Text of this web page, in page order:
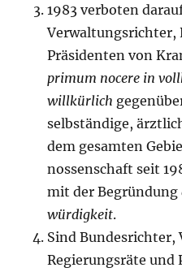
1983 verboten
Ver­wal­tungs­richter,
Präsidenten von
primum nocere in
willkür­lich
selbstän­dige,
dem ge­samten
nossenschaft seit
mit der Be­gründung
würdigkeit.
Sind
Regierungsräte und